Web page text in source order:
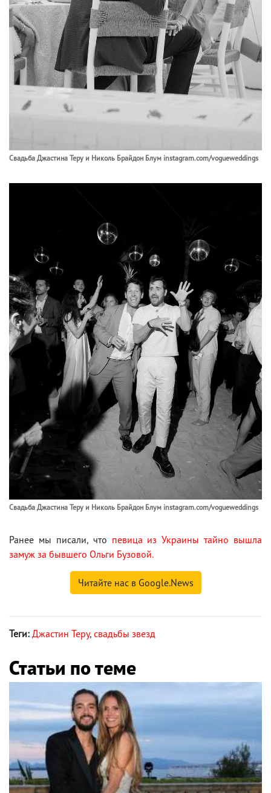
Свадьба Джастина Теру и Николь Брайдон Блум instagram.com/vogueweddings
Свадьба Джастина Теру и Николь Брайдон Блум instagram.com/vogueweddings
Ранее мы писали, что певица из Украины тайно вышла
замуж за бывшего Ольги Бузовой.
Читайте нас в Google.News
Теги: Джастин Теру, свадьбы звезд
Статьи по теме